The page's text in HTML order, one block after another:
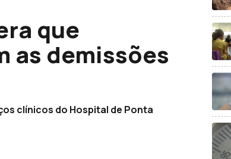
que
as demissões
clínicos do Hospital de Ponta